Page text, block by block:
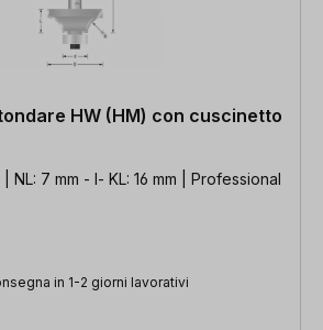
HW (HM) con cuscinetto
| NL: 7 mm - l- KL: 16 mm | Professional
in 1-2 giorni lavorativi